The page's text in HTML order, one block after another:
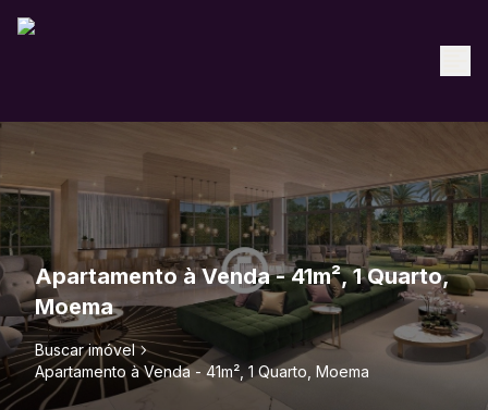
Apartamento à Venda - 41m², 1 Quarto,
Moema
Buscar imóvel
Apartamento à Venda - 41m², 1 Quarto, Moema